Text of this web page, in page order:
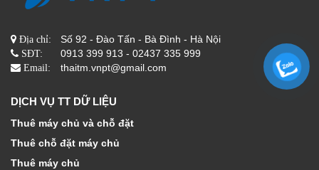
Địa chỉ: Số 92 - Đào Tấn - Bà Đình - Hà Nội
SĐT: 0913 399 913 - 02437 335 999
Email: thaitm.vnpt@gmail.com
DỊCH VỤ TT DỮ LIỆU
Thuê máy chủ và chỗ đặt
Thuê chỗ đặt máy chủ
Thuê máy chủ